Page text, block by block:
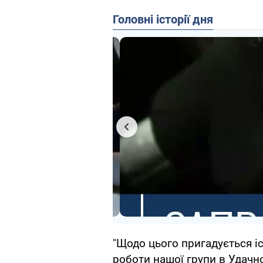
Головні історії дня
"Щодо цього пригадується
роботи нашої групи в